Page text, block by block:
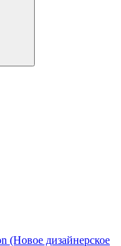
(Новое дизайнерское